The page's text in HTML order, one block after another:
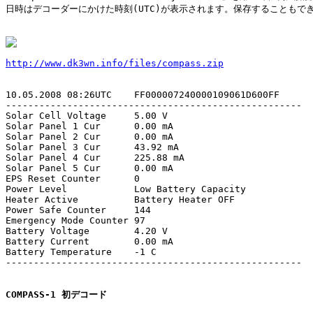
日時はデコーダーにかけた時刻(UTC)が表示されます。保存することもで
http://www.dk3wn.info/files/compass.zip
10.05.2008 08:26UTC    FF000007240000109061D600FF
-----------------------------------------------------
Solar Cell Voltage     5.00 V
Solar Panel 1 Cur      0.00 mA
Solar Panel 2 Cur      0.00 mA
Solar Panel 3 Cur      43.92 mA
Solar Panel 4 Cur      225.88 mA
Solar Panel 5 Cur      0.00 mA
EPS Reset Counter      0
Power Level            Low Battery Capacity
Heater Active          Battery Heater OFF
Power Safe Counter     144
Emergency Mode Counter 97
Battery Voltage        4.20 V
Battery Current        0.00 mA
Battery Temperature    -1 C
-----------------------------------------------------
COMPASS-1 初デコード